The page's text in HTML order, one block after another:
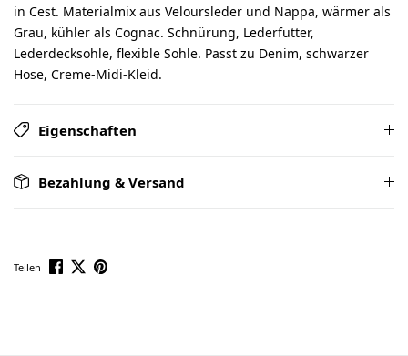
in Cest. Materialmix aus Veloursleder und Nappa, wärmer als
Grau, kühler als Cognac. Schnürung, Lederfutter,
Lederdecksohle, flexible Sohle. Passt zu Denim, schwarzer
Hose, Creme-Midi-Kleid.
Eigenschaften
Bezahlung & Versand
Teilen